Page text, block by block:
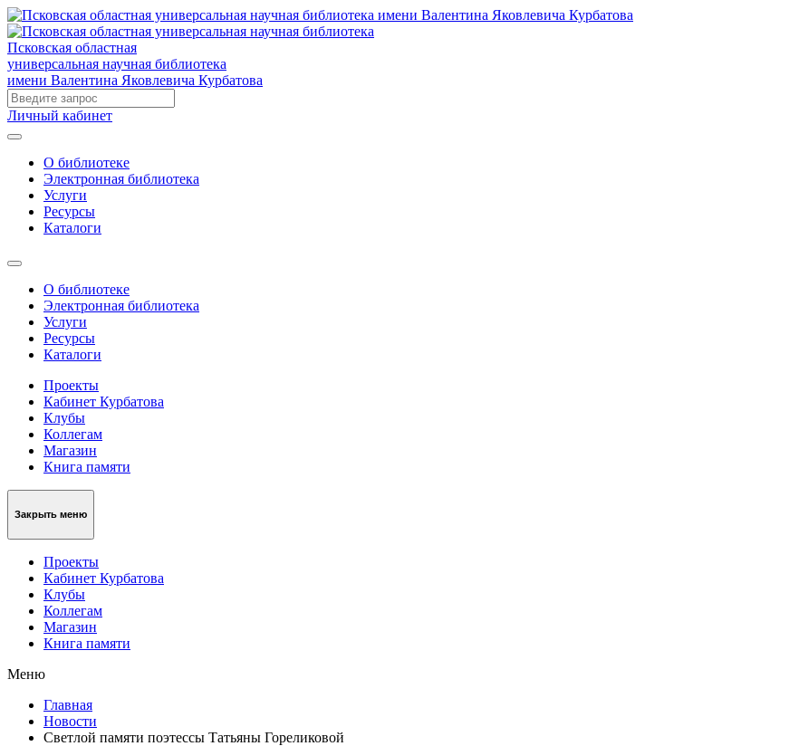
Псковская областная
универсальная научная библиотека
имени Валентина Яковлевича Курбатова
Личный кабинет
О библиотеке
Электронная библиотека
Услуги
Ресурсы
Каталоги
О библиотеке
Электронная библиотека
Услуги
Ресурсы
Каталоги
Проекты
Кабинет Курбатова
Клубы
Коллегам
Магазин
Книга памяти
Закрыть меню
Проекты
Кабинет Курбатова
Клубы
Коллегам
Магазин
Книга памяти
Меню
Главная
Новости
Светлой памяти поэтессы Татьяны Гореликовой